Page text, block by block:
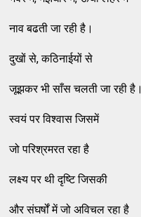
नाव बढती जा रही है।
दुखों से, कठिनाईयों से
जूझकर भी साँस चलती जा रही है।
स्वयं पर विश्वास जिसमें
जो परिश्रमरत रहा है
लक्ष्य पर थी दृष्टि जिसकी
और संघर्षों में जो अविचल रहा है